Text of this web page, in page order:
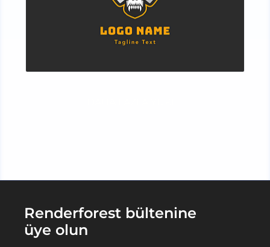
Renderforest bültenine
üye olun